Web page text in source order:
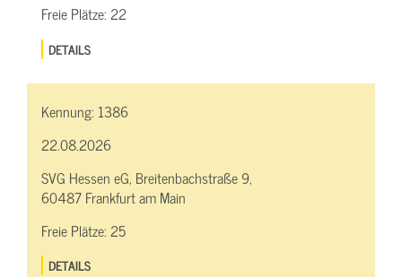
Freie Plätze:22
DETAILS
Kennung: 1386
22.08.2026
SVG Hessen eG, Breitenbachstraße 9,
60487 Frankfurt am Main
Freie Plätze:25
DETAILS